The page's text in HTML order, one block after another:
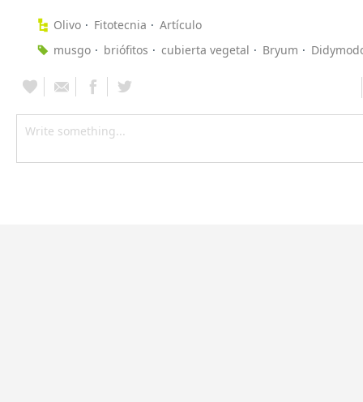
Olivo Fitotecnia
Artículo
musgo
briófitos cubierta vegetal Bryum